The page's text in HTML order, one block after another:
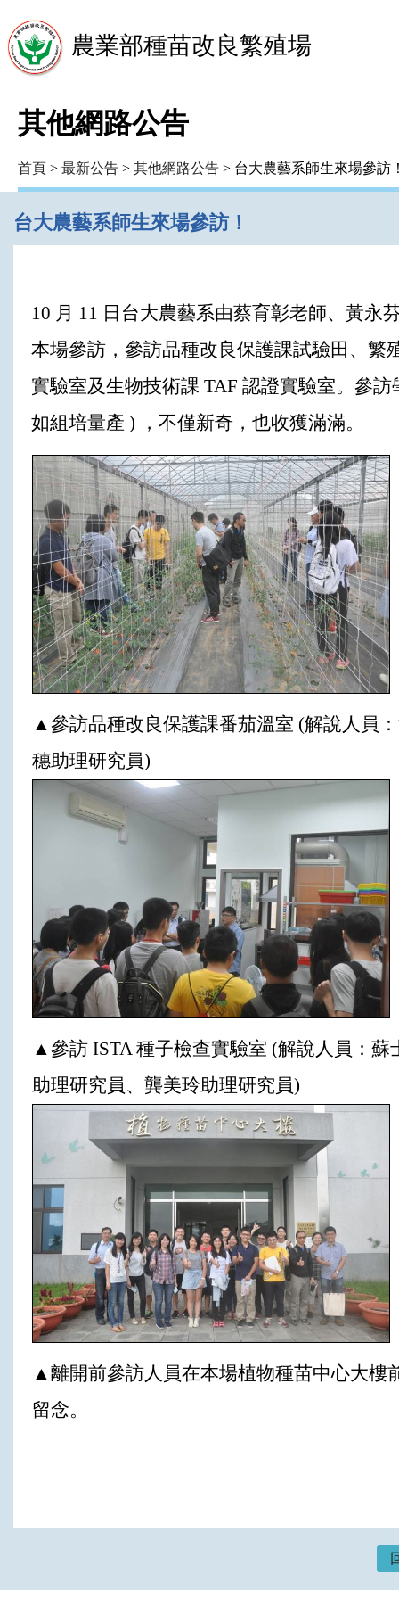
農業部種苗改良繁殖場
其他網路公告
首頁 > 最新公告 > 其他網路公告 > 台大農藝系師生來場參訪
台大農藝系師生來場參訪！
10 月 11 日台大農藝系由蔡育彰老師、黃永
本場參訪，參訪品種改良保護課試驗田、繁
實驗室及生物技術課 TAF 認證實驗室。參
如組培量產 ) ，不僅新奇，也收獲滿滿。
▲參訪品種改良保護課番茄溫室 (解說人員
穗助理研究員)
▲參訪 ISTA 種子檢查實驗室 (解說人員：蘇
助理研究員、龔美玲助理研究員)
▲離開前參訪人員在本場植物種苗中心大樓
留念。